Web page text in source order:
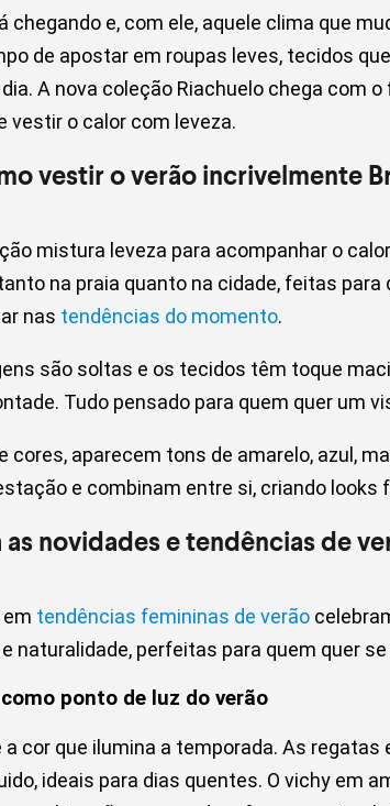
chegando e, com ele, aquele clima que
de apostar em roupas leves, tecidos
dia. A nova coleção Riachuelo chega com
vestir o calor com leveza.
vestir o verão incrivelmente
mistura leveza para acompanhar o
na praia quanto na cidade, feitas
nas tendências do momento.
são soltas e os tecidos têm toque
Tudo pensado para quem quer um
cores, aparecem tons de amarelo, azul,
e combinam entre si, criando looks
as novidades e tendências de
tendências femininas de verão
naturalidade, perfeitas para quem quer
ponto de luz do verão
a cor que ilumina a temporada. As
ideais para dias quentes. O vichy em